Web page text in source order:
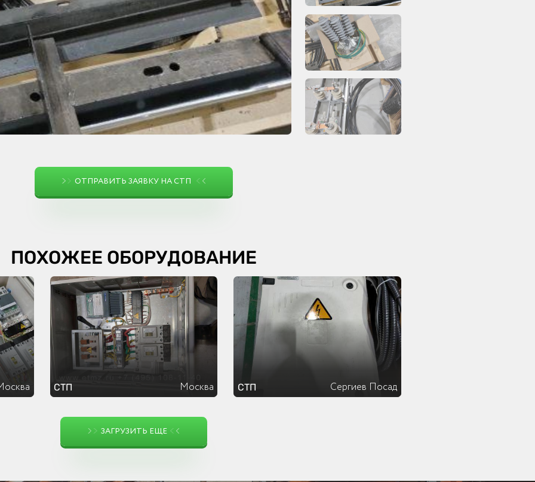
ОТПРАВИТЬ ЗАЯВКУ НА СТП
ПОХОЖЕЕ ОБОРУДОВАНИЕ
СТП Москва СТП Сергиев Посад
ЗАГРУЗИТЬ ЕЩЕ